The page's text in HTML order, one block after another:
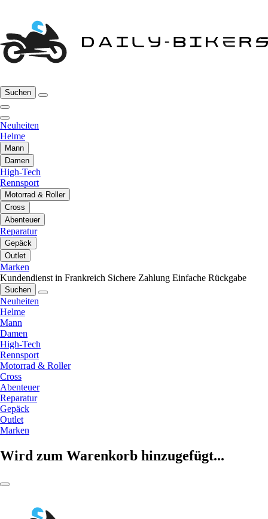
Suchen
Neuheiten
Helme
Mann
Damen
High-Tech
Rennsport
Motorrad & Roller
Cross
Abenteuer
Reparatur
Gepäck
Outlet
Marken
Kundendienst in Frankreich Sichere Zahlung Einfache Rückgabe
Suchen
Neuheiten
Helme
Mann
Damen
High-Tech
Rennsport
Motorrad & Roller
Cross
Abenteuer
Reparatur
Gepäck
Outlet
Marken
Wird zum Warenkorb hinzugefügt...